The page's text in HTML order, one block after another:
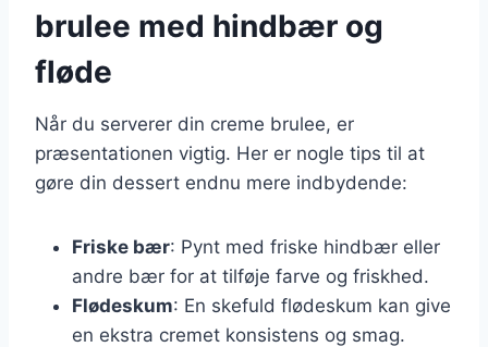
brulee med hindbær og
fløde
Når du serverer din creme brulee, er
præsentationen vigtig. Her er nogle tips til at
gøre din dessert endnu mere indbydende:
Friske bær: Pynt med friske hindbær eller
andre bær for at tilføje farve og friskhed.
Flødeskum: En skefuld flødeskum kan give
en ekstra cremet konsistens og smag.